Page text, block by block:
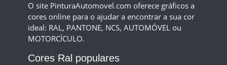
O site PinturaAutomovel.com oferece gráficos a
cores online para o ajudar a encontrar a sua cor
ideal: RAL, PANTONE, NCS, AUTOMÓVEL ou
MOTORCÍCULO.
Cores Ral populares